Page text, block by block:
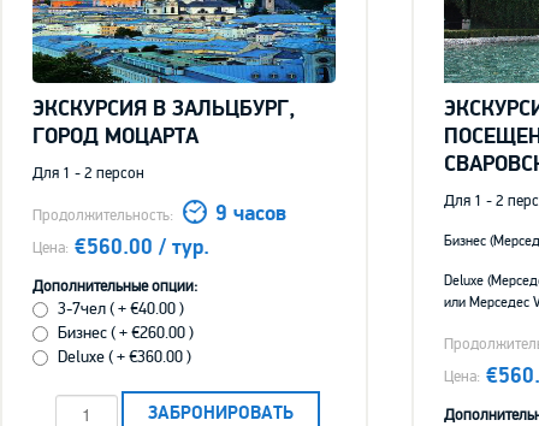
ЭКСКУРСИЯ В ЗАЛЬЦБУРГ,
ГОРОД МОЦАРТА
Для 1 - 2 персон
€560.00
Продолжительность: 9
Дополнительные опции:
3-7чел ( + €40.00 )
Бизнес ( + €260.00 )
Deluxe ( + €360.00 )
Для 1 - 2
Бизнес
Deluxe
или Мерседес